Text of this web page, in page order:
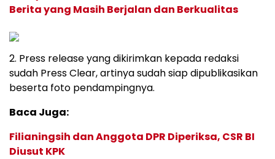
Berita yang Masih Berjalan dan Berkualitas
2. Press release yang dikirimkan kepada redaksi
sudah Press Clear, artinya sudah siap dipublikasikan
beserta foto pendampingnya.
Baca Juga:
Filianingsih dan Anggota DPR Diperiksa, CSR BI
Diusut KPK